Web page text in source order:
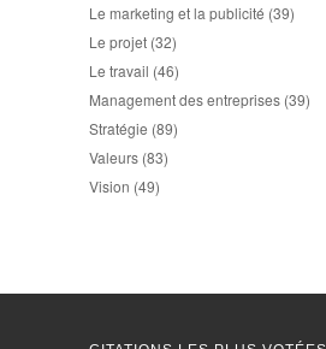
Le marketing et la publicité (39)
Le projet (32)
Le travail (46)
Management des entreprises (39)
Stratégie (89)
Valeurs (83)
Vision (49)